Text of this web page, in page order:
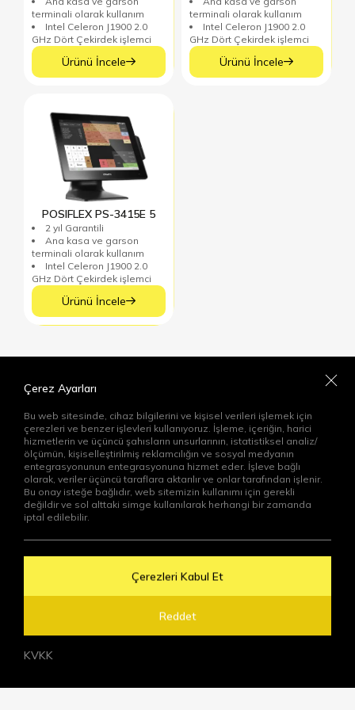
Bize Ulaşın
terminali olarak kullanım
Intel Celeron J1900 2.0
GHz Dört Çekirdek işlemci
dokunmatik Led ekran
(1024x768)
Ürünü İncele
terminali olarak kullanım
Intel Celeron J1900 2.0
GHz Dört Çekirdek işlemci
dokunmatik Led ekran
(1024x768)
Ürünü İncele
POSIFLEX PS-3415E 5
2 yıl Garantili
Ana kasa ve garson
terminali olarak kullanım
Intel Celeron J1900 2.0
GHz Dört Çekirdek işlemci
dokunmatik Led ekran
(1024x768)
Ürünü İncele
Çerez Ayarları
Bu web sitesinde, cihaz bilgilerini ve kişisel verileri işlemek için
çerezleri ve benzer işlevleri kullanıyoruz. İşleme, içeriğin, harici
hizmetlerin ve üçüncü şahısların unsurlarının, istatistiksel analiz/
ölçümün, kişiselleştirilmiş reklamcılığın ve sosyal medyanın
entegrasyonunun entegrasyonuna hizmet eder. İşleve bağlı
olarak, veriler üçüncü taraflara aktarılır ve onlar tarafından işlenir.
Bu onay isteğe bağlıdır, web sitemizin kullanımı için gerekli
değildir ve sol alttaki simge kullanılarak herhangi bir zamanda
iptal edilebilir.
Çerezleri Kabul Et
Reddet
KVKK
Aydınlatma Metni’ni Okudum. Kabul ediyorum
Aydınlatma Metni
Gönder